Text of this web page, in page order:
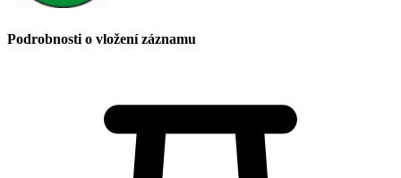
Podrobnosti o vložení záznamu